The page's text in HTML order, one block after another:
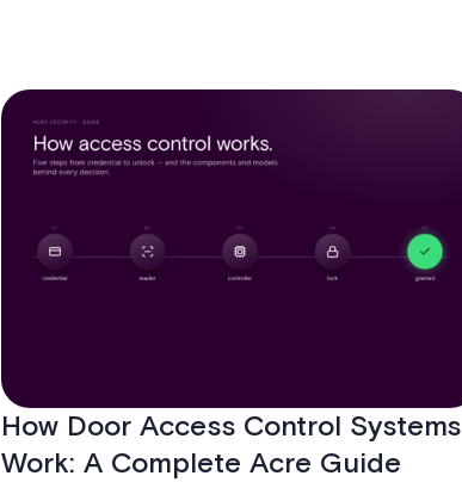
How Door Access Control Systems
Work: A Complete Acre Guide